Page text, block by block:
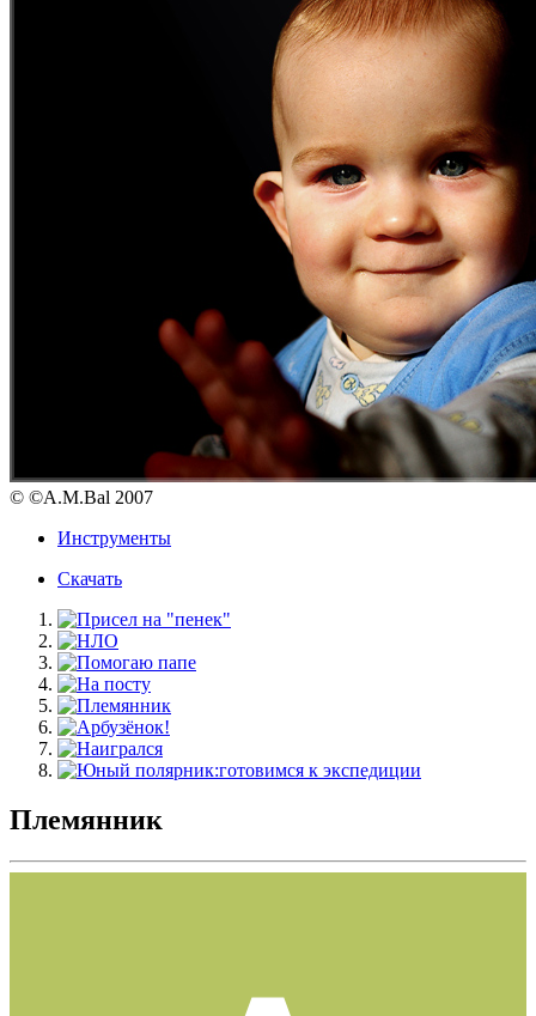
© ©A.M.Bal 2007
Инструменты
Скачать
Племянник